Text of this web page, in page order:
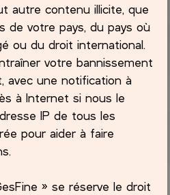
autre contenu illicite, que
de votre pays, du pays où
ou du droit international.
votre bannissement
avec une notification à
à Internet si nous le
IP de tous les
pour aider à faire
» se réserve le droit